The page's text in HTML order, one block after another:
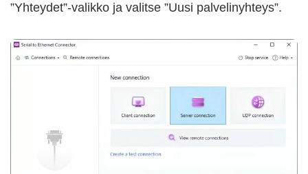
”Yhteydet”-valikko ja valitse ”Uusi palvelinyhteys”.